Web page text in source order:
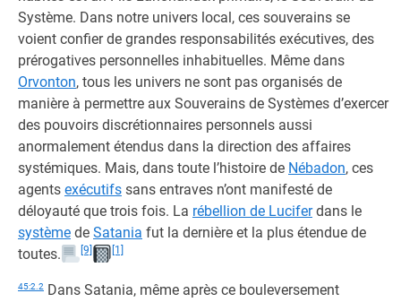
Système. Dans notre univers local, ces souverains se
voient confier de grandes responsabilités exécutives, des
prérogatives personnelles inhabituelles. Même dans
Orvonton, tous les univers ne sont pas organisés de
manière à permettre aux Souverains de Systèmes d’exercer
des pouvoirs discrétionnaires personnels aussi
anormalement étendus dans la direction des affaires
systémiques. Mais, dans toute l’histoire de Nébadon, ces
agents exécutifs sans entraves n’ont manifesté de
déloyauté que trois fois. La rébellion de Luciferdans le
système de Satania fut la dernière et la plus étendue de
toutes.
[9] [1]
45:2.2 Dans Satania, même après ce bouleversement